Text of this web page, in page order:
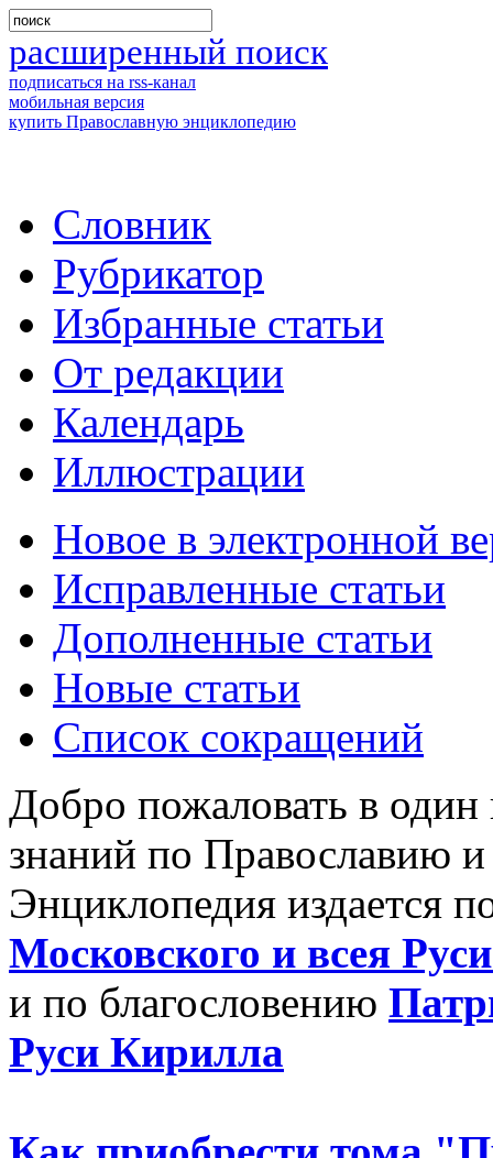
расширенный поиск
подписаться на rss-канал
мобильная версия
купить Православную энциклопедию
Словник
Рубрикатор
Избранные статьи
От редакции
Календарь
Иллюстрации
Новое в электронной
Исправленные статьи
Дополненные статьи
Новые статьи
Список сокращений
Добро пожаловать в
знаний по Православию
Энциклопедия издается
Московского и всея
и по благословению
Руси Кирилла